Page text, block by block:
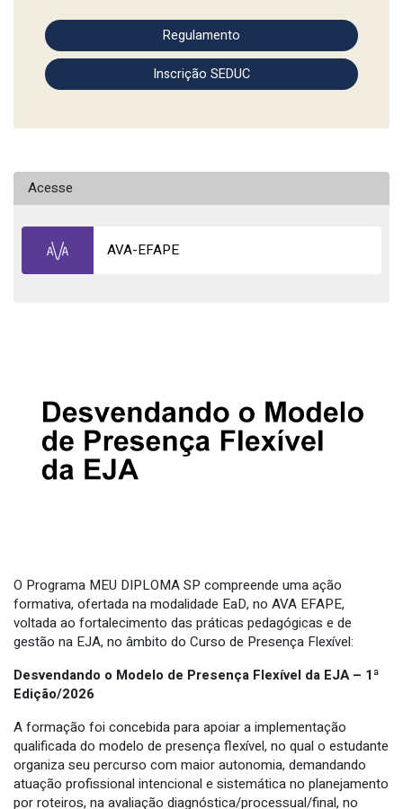
Regulamento
Inscrição SEDUC
Acesse
AVA-EFAPE
O Programa MEU DIPLOMA SP compreende uma ação
formativa, ofertada na modalidade EaD, no AVA EFAPE,
voltada ao fortalecimento das práticas pedagógicas e de
gestão na EJA, no âmbito do Curso de Presença Flexível:
Desvendando o Modelo de Presença Flexível da EJA – 1ª
Edição/2026
A formação foi concebida para apoiar a implementação
qualificada do modelo de presença flexível, no qual o estudante
organiza seu percurso com maior autonomia, demandando
atuação profissional intencional e sistemática no planejamento
por roteiros, na avaliação diagnóstica/processual/final, no